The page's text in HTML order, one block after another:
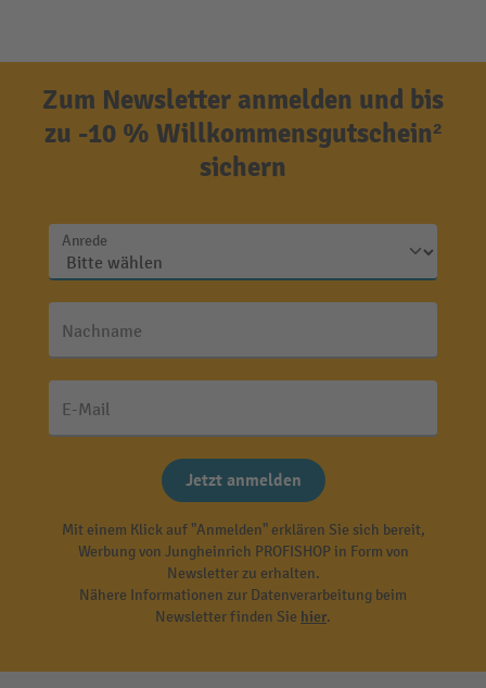
Zum Newsletter anmelden und bis
zu -10 % Willkommensgutschein²
sichern
Anrede
Nachname
E-Mail
Jetzt anmelden
Mit einem Klick auf "Anmelden" erklären Sie sich bereit,
Werbung von Jungheinrich PROFISHOP in Form von
Newsletter zu erhalten.
Nähere Informationen zur Datenverarbeitung beim
Newsletter finden Sie hier.